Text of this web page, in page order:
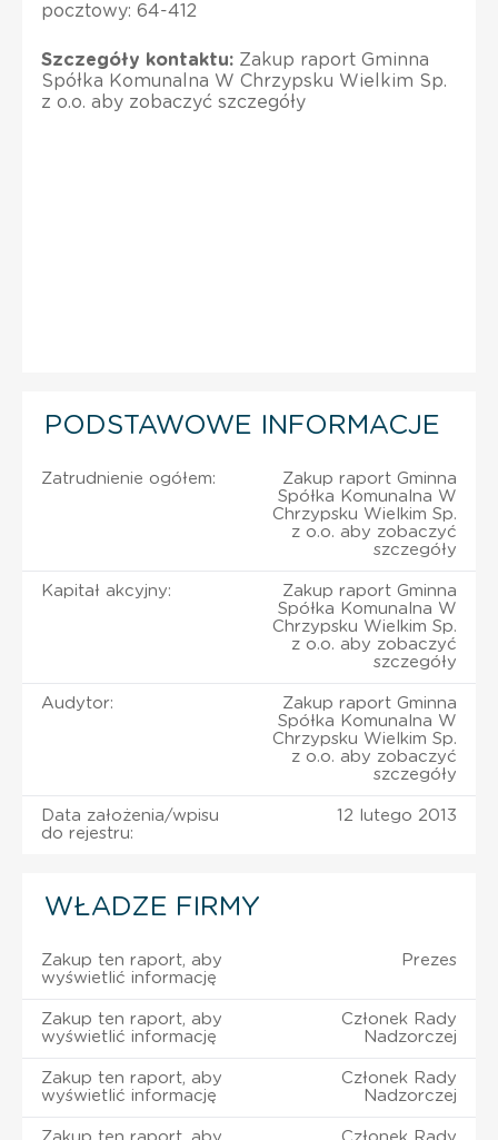
pocztowy: 64-412
Szczegóły kontaktu: Zakup raport Gminna
Spółka Komunalna W Chrzypsku Wielkim Sp.
z o.o. aby zobaczyć szczegóły
PODSTAWOWE INFORMACJE
Zatrudnienie ogółem:
Zakup raport Gminna
Spółka Komunalna W
Chrzypsku Wielkim Sp.
z o.o. aby zobaczyć
szczegóły
Kapitał akcyjny:
Zakup raport Gminna
Spółka Komunalna W
Chrzypsku Wielkim Sp.
z o.o. aby zobaczyć
szczegóły
Audytor:
Zakup raport Gminna
Spółka Komunalna W
Chrzypsku Wielkim Sp.
z o.o. aby zobaczyć
szczegóły
Data założenia/wpisu
do rejestru:
12 lutego 2013
WŁADZE FIRMY
Zakup ten raport, aby
wyświetlić informację
Prezes
Zakup ten raport, aby
wyświetlić informację
Członek Rady
Nadzorczej
Zakup ten raport, aby
wyświetlić informację
Członek Rady
Nadzorczej